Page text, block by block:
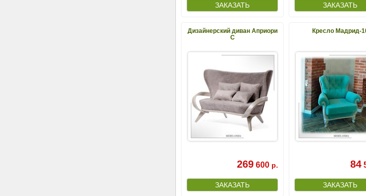
Дизайнерский диван Априори
С
269 600 р.
Кресло Мадрид-
84